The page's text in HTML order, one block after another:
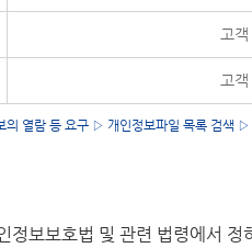
고
고
람 등 요구 ▷ 개인정보파일 목록 검색 ▷
보보호법 및 관련 법령에서